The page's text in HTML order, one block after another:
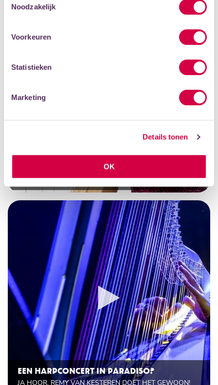
Noodzakelijk
Voorkeuren
Statistieken
Marketing
Details tonen
OK
DOCENT ANNEMIEKE IJZERMAN, LEERLING ISABEL
EEN HARPCONCERT IN PARADISO?
JA HOOR, REMY VAN KESTEREN DOET HET GEWOON!